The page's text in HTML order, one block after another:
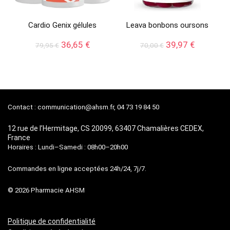
Cardio Genix gélules
79,95€ Le
36,65 €Le
Leava bonbons oursons
70,00€ Le
39,97 €Le
Contact : communication@ahsm.fr, 04 73 19 84 50
12 rue de l’Hermitage, CS 20099, 63407 Chamalières CEDEX,
France
Horaires : Lundi–Samedi : 08h00–20h00
Commandes en ligne acceptées 24h/24, 7j/7.
© 2026 Pharmacie AHSM
Politique de confidentialité